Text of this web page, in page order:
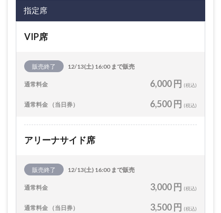
指定席
VIP席
販売終了 12/13(土) 16:00 まで販売
通常料金 6,000 円 (税込)
通常料金 （当日券） 6,500 円 (税込)
アリーナサイド席
販売終了 12/13(土) 16:00 まで販売
通常料金 3,000 円 (税込)
通常料金 （当日券） 3,500 円 (税込)